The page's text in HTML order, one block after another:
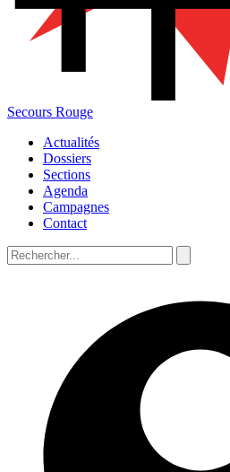
Secours Rouge
Actualités
Dossiers
Sections
Agenda
Campagnes
Contact